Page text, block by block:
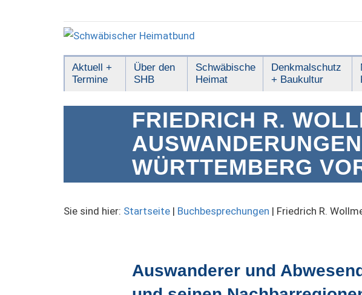
Schwäbischer
Heimatbund
Aktuell +
Termine
Über den
SHB
Schwäbische
Heimat
Denkmalschutz
+ Baukultur
FRIEDRICH R.
WÜRTTEMBERG
Sie sind hier: Startseite| Buchbesprechungen | Friedrich R.
Auswanderer und